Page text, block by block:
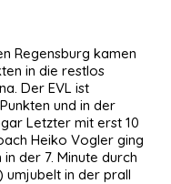
Regensburg kamen
in die restlos
Der EVL ist
und in der
Letzter mit erst 10
Heiko Vogler ging
der 7. Minute durch
umjubelt in der prall